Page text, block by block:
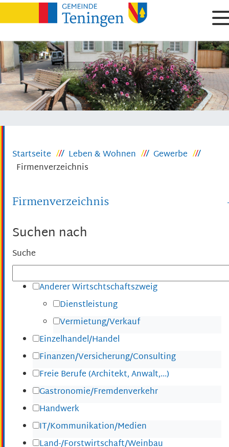
Startseite Leben & Wohnen
Gewerbe
Firmenverzeichnis
Firmenverzeichnis
Suchen nach
Suche
Anderer Wirtschtschaftszweig
Dienstleistung
Vermietung/Verkauf
Einzelhandel/Handel
Finanzen/Versicherung/Consulting
Freie Berufe (Architekt, Anwalt,...)
Gastronomie/Fremdenverkehr
Handwerk
IT/Kommunikation/Medien